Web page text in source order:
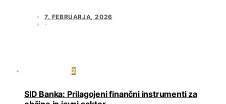
7. FEBRUARJA, 2026
2
SID Banka: Prilagojeni finančni instrumenti za